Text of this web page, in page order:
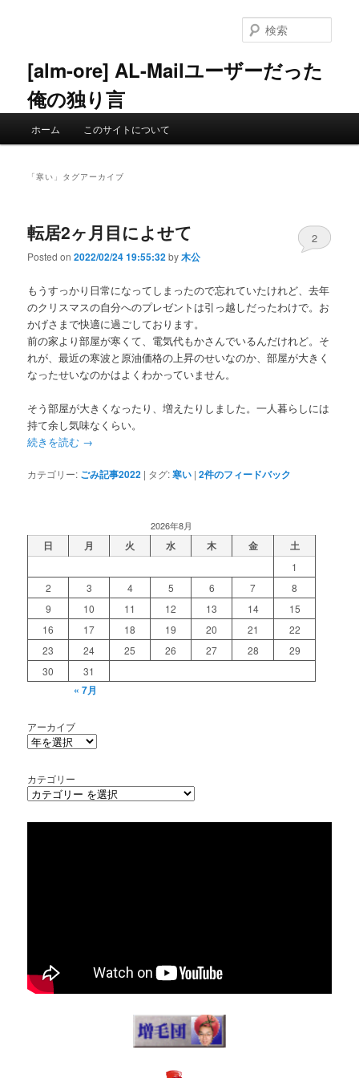
ン
へ
ツ
移
[alm-ore] AL-Mailユーザーだった
俺の独り言
索
ホーム このサイトについて
「寒い 」タグアーカイブ
転居2ヶ月目によせて
Posted on2022/02/24 19:55:32by木公
2
もうすっかり日常になってしまったので忘れていたけれど、去年
のクリスマスの自分へのプレゼントは引っ越しだったわけで。お
かげさまで快適に過ごしております。
前の家より部屋が寒くて、電気代もかさんでいるんだけれど。そ
れが、最近の寒波と原油価格の上昇のせいなのか、部屋が大きく
なったせいなのかはよくわかっていません。
そう部屋が大きくなったり、増えたりしました。一人暮らしには
持て余し気味なくらい。
続きを読む →
カテゴリー: ごみ記事2022 | タグ:寒い |2件のフィードバック
2026年8月
日 月 火 水 木 金 土
1
2
3 4 5 6 7
8
9
10 11 12 13 14
15
16
17 18 19 20 21
22
23
24 25 26 27 28
29
30
31
« 7月
アーカイブ
カテゴリー